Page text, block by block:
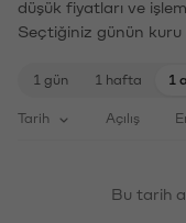
düşük fiyatları ve
Seçtiğiniz günün kuru
1 gün 1 hafta 1
Tarih Açılış
Bu tarih